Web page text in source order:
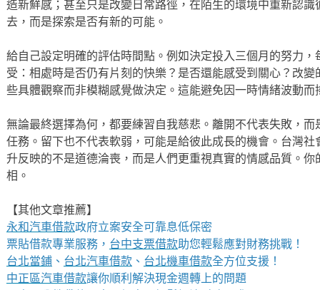
造新鮮感；甚至只是改變日常路徑，在陌生的環境中重新認
去，而是探索是否有新的可能。
給自己設定明確的評估時間點。例如決定投入三個月的努力
受：相處時是否仍有片刻的快樂？是否還能感受到關心？改
些具體觀察而非模糊感覺做決定。這能避免因一時情緒波動而
無論最終選擇為何，都要練習自我慈悲。離開不代表失敗，
任務。留下也不代表軟弱，可能是給彼此成長的機會。台灣
升反映的不是道德淪喪，而是人們更重視真實的情感品質。
相。
【其他文章推薦】
永和汽車借款政府立案安全可靠息低保密
票貼借款專業服務， 台中支票借款助您輕鬆應對財務挑戰！
台北當鋪、 台北汽車借款、 台北機車借款全方位支援！
中正區汽車借款讓你順利解決現金週轉上的問題